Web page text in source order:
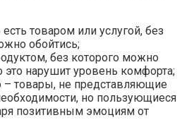
товаром или услугой, без
обойтись;
без которого можно
это нарушит уровень комфорта;
– товары, не представляющие
но пользующиеся
позитивным эмоциям от